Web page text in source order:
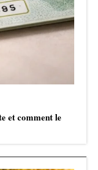
et comment le